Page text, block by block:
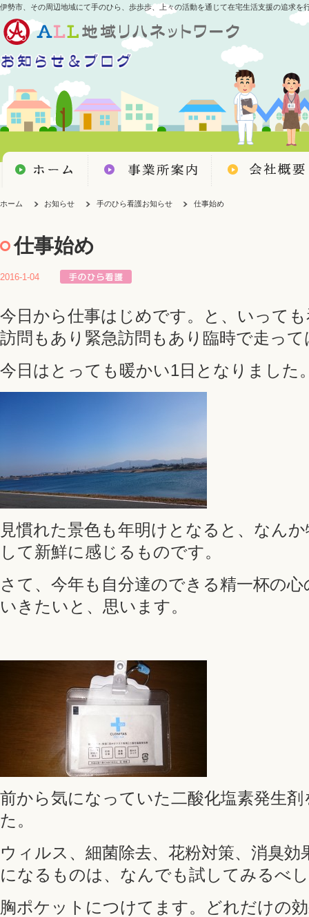
伊勢市、その周辺地域にて手のひら、歩歩歩、上々の活動を通じて在宅生活支援の追求を
ホーム お知らせ 手のひら看護お知らせ 仕事始め
仕事始め
2016-1-04
今日から仕事はじめです。と、いって
訪問もあり緊急訪問もあり臨時で走っ
今日はとっても暖かい1日となりました
見慣れた景色も年明けとなると、なん
して新鮮に感じるものです。
さて、今年も自分達のできる精一杯の
いきたいと、思います。
前から気になっていた二酸化塩素発生
た。
ウィルス、細菌除去、花粉対策、消臭
になるものは、なんでも試してみるべし
胸ポケットにつけてます。どれだけの